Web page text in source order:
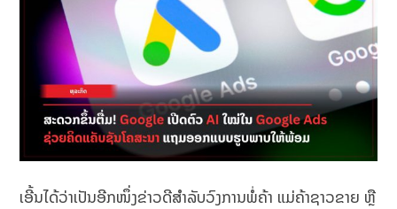
ເອີ້ນໄດ້ວ່າເປັນອີກໜຶ່ງຂ່າວດີສຳລັບວົງການພໍ່ຄ້າ ແມ່ຄ້າຊາວຂາຍ ຫຼື